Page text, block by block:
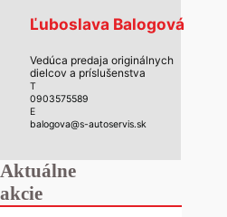
Ľuboslava Balogová
Vedúca predaja originálnych
dielcov a príslušenstva
T
0903575589
E
balogova@s-autoservis.sk
Aktuálne
akcie